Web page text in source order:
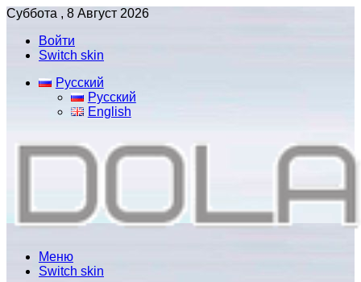
Суббота , 8 Август 2026
Войти
Switch skin
Русский
Русский
English
Меню
Switch skin